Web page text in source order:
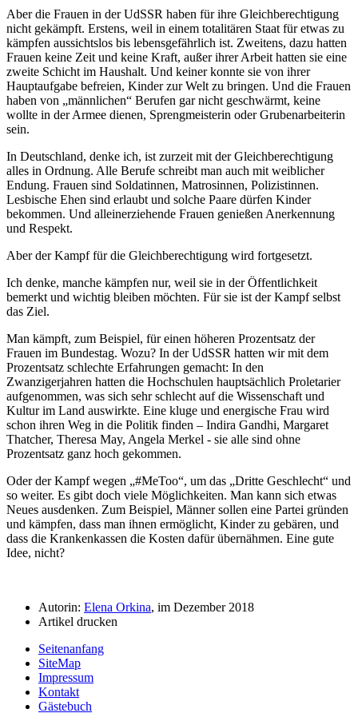
Aber die Frauen in der UdSSR haben für ihre Gleichberechtigung
nicht gekämpft. Erstens, weil in einem totalitären Staat für etwas zu
kämpfen aussichtslos bis lebensgefährlich ist. Zweitens, dazu hatten
Frauen keine Zeit und keine Kraft, außer ihrer Arbeit hatten sie eine
zweite Schicht im Haushalt. Und keiner konnte sie von ihrer
Hauptaufgabe befreien, Kinder zur Welt zu bringen. Und die Frauen
haben von
männlichen
Berufen gar nicht geschwärmt, keine
wollte in der Armee dienen, Sprengmeisterin oder Grubenarbeiterin
sein.
In Deutschland, denke ich, ist zurzeit mit der Gleichberechtigung
alles in Ordnung. Alle Berufe schreibt man auch mit weiblicher
Endung. Frauen sind Soldatinnen, Matrosinnen, Polizistinnen.
Lesbische Ehen sind erlaubt und solche Paare dürfen Kinder
bekommen. Und alleinerziehende Frauen genießen Anerkennung
und Respekt.
Aber der Kampf für die Gleichberechtigung wird fortgesetzt.
Ich denke, manche kämpfen nur, weil sie in der Öffentlichkeit
bemerkt und wichtig bleiben möchten. Für sie ist der Kampf selbst
das Ziel.
Man kämpft, zum Beispiel, für einen höheren Prozentsatz der
Frauen im Bundestag. Wozu? In der UdSSR hatten wir mit dem
Prozentsatz schlechte Erfahrungen gemacht: In den
Zwanzigerjahren hatten die Hochschulen hauptsächlich Proletarier
aufgenommen, was sich sehr schlecht auf die Wissenschaft und
Kultur im Land auswirkte. Eine kluge und energische Frau wird
schon ihren Weg in die Politik finden – Indira Gandhi, Margaret
Thatcher, Theresa May, Angela Merkel - sie alle sind ohne
Prozentsatz ganz hoch gekommen.
Oder der Kampf wegen
#MeToo , um das Dritte Geschlecht
und
so weiter. Es gibt doch viele Möglichkeiten. Man kann sich etwas
Neues ausdenken. Zum Beispiel, Männer sollen eine Partei gründen
und kämpfen, dass man ihnen ermöglicht, Kinder zu gebären, und
dass die Krankenkassen die Kosten dafür übernähmen. Eine gute
Idee, nicht?
Autorin: Elena Orkina, im Dezember 2018
Artikel drucken
Seitenanfang
SiteMap
Impressum
Kontakt
Gästebuch